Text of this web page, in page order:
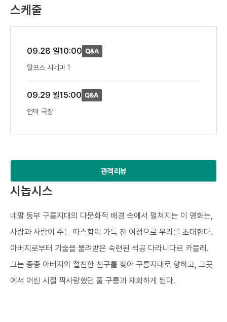
스케줄
09.28 일10:00
알프스 시네마 1
09.29 월15:00
언덕 극장
관객 리뷰
시놉시스
네팔 동부 구릉지대의 다문화적 배경 속에서 펼쳐지는 이 영화는,
사랑과 사람이 주는 따스함이 가득 찬 여정으로 우리를 초대한다.
아버지로부터 기술을 물려받은 숙련된 석공 다라니다르 카플레.
그는 종종 아버지의 절친한 친구를 찾아 구릉지대로 향하고, 그곳
에서 어린 시절 짝사랑했던 풀 구룽과 재회하게 된다.